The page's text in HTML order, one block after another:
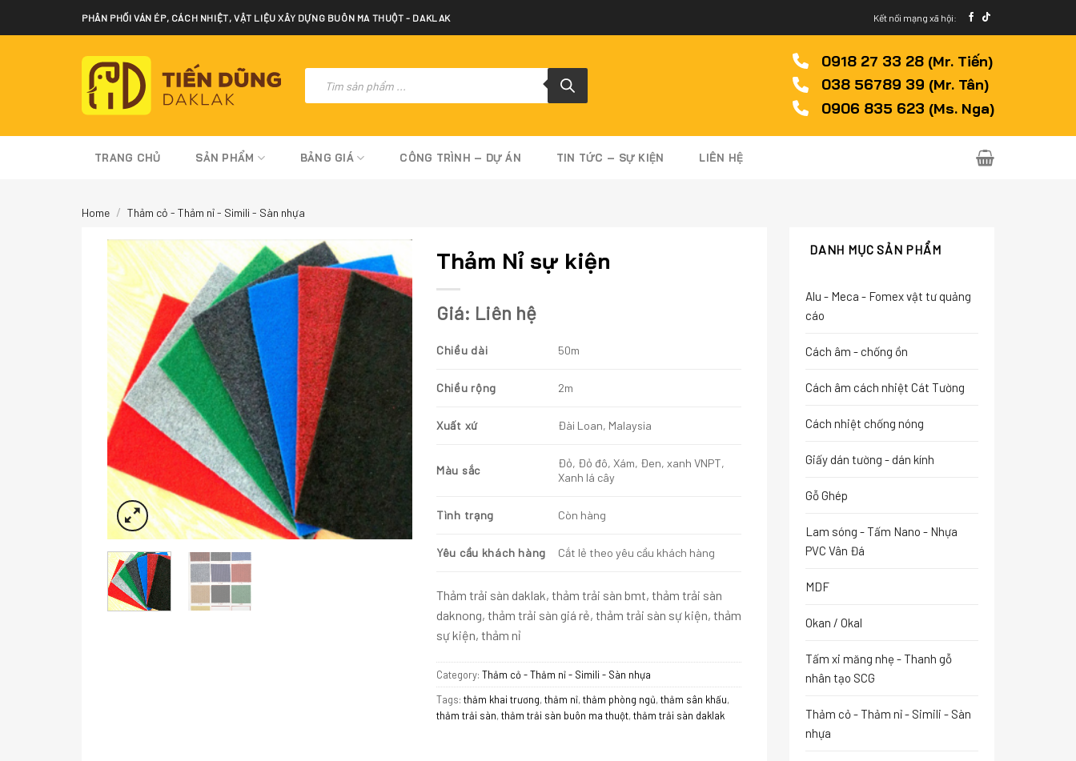
PHÂN PHỐI VÁN ÉP, CÁCH NHIỆT, VẬT LIỆU XÂY DỰNG BUÔN MA THUỘT - DAKLAK Kết nối mạng xã hội:
Tìm
phẩm
0918 27 33 28 (Mr. Tiến)
038 56789 39 (Mr. Tân)
0906 835 623 (Ms. Nga)
TRANG CHỦ SẢN PHẨM BẢNG GIÁ CÔNG TRÌNH – DỰ ÁN TIN TỨC – SỰ KIỆN LIÊN HỆ
Home / Thảm cỏ - Thảm nỉ - Simili - Sàn nhựa
DANH MỤC SẢN PHẨM
Alu - Meca - Fomex vật tư quảng
cáo
Cách âm - chống ồn
Cách âm cách nhiệt Cát Tường
Cách nhiệt chống nóng
Giấy dán tường - dán kính
Gỗ Ghép
Lam sóng - Tấm Nano - Nhựa
PVC Vân Đá
MDF
Okan / Okal
Tấm xi măng nhẹ - Thanh gỗ
nhân tạo SCG
Thảm cỏ - Thảm nỉ - Simili - Sàn
nhựa
Thảm Nỉ sự kiện
Giá: Liên hệ
Chiều dài 50m
Chiều rộng 2m
Xuất xứ Đài Loan, Malaysia
Màu sắc
Đỏ, Đỏ đô, Xám, Đen, xanh VNPT,
Xanh lá cây
Tình trạng Còn hàng
Yêu cầu khách hàng Cắt lẻ theo yêu cầu khách hàng
Thảm trải sàn daklak, thảm trải sàn bmt, thảm trải sàn
daknong, thảm trải sàn giá rẻ, thảm trải sàn sự kiện, thảm
sự kiện, thảm nỉ
Category: Thảm cỏ - Thảm nỉ - Simili - Sàn nhựa
Tags: thảm khai trương, thảm nỉ, thảm phòng ngủ, thảm sân khấu,
thảm trải sàn, thảm trải sàn buôn ma thuột, thảm trải sàn daklak